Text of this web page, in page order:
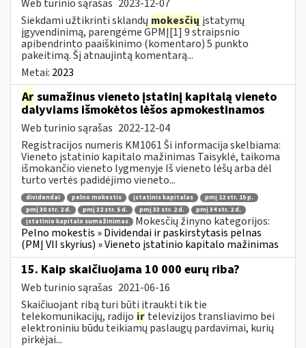
Web turinio sąrašas 2023-12-07
Siekdami užtikrinti sklandų mokesčių įstatymų
įgyvendinimą, parengėme GPMĮ[1] 9 straipsnio
apibendrinto paaiškinimo (komentaro) 5 punkto
pakeitimą. Šį atnaujintą komentarą...
Metai: 2023
Ar sumažinus vieneto įstatinį kapitalą vieneto
dalyviams išmokėtos lėšos apmokestinamos
Web turinio sąrašas 2022-12-04
Registracijos numeris KM1061 Ši informacija skelbiama:
Vieneto įstatinio kapitalo mažinimas Taisyklė, taikoma
išmokančio vieneto lygmenyje Iš vieneto lėšų arba dėl
turto vertės padidėjimo vieneto...
dividendai pelno mokestis įstatinis kapitalas
pmį 12 str. 15 p.
pmį 30 str. 2 d.
pmį 32 str. 5 d. pmį 33 str. 2 d.
pmį 34 str. 2 d.
įstatinio kapitalo sumažinimas
Mokesčių žinyno kategorijos:
Pelno mokestis » Dividendai ir paskirstytasis pelnas
(PMĮ VII skyrius) » Vieneto įstatinio kapitalo mažinimas
15. Kaip skaičiuojama 10 000 eurų riba?
Web turinio sąrašas 2021-06-16
Skaičiuojant ribą turi būti įtraukti tik tie
telekomunikacijų, radijo ir televizijos transliavimo bei
elektroniniu būdu teikiamų paslaugų pardavimai, kurių
pirkėjai...